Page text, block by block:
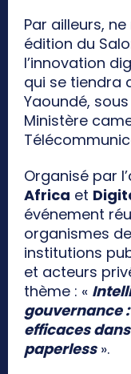
Par ailleurs,
édition du
l’innovation
qui se tiendra
Yaoundé,
Ministère
Organisé par
Africa et
événement
organismes
institutions
et acteurs
thème : «
gouvernance
efficaces
paperless».